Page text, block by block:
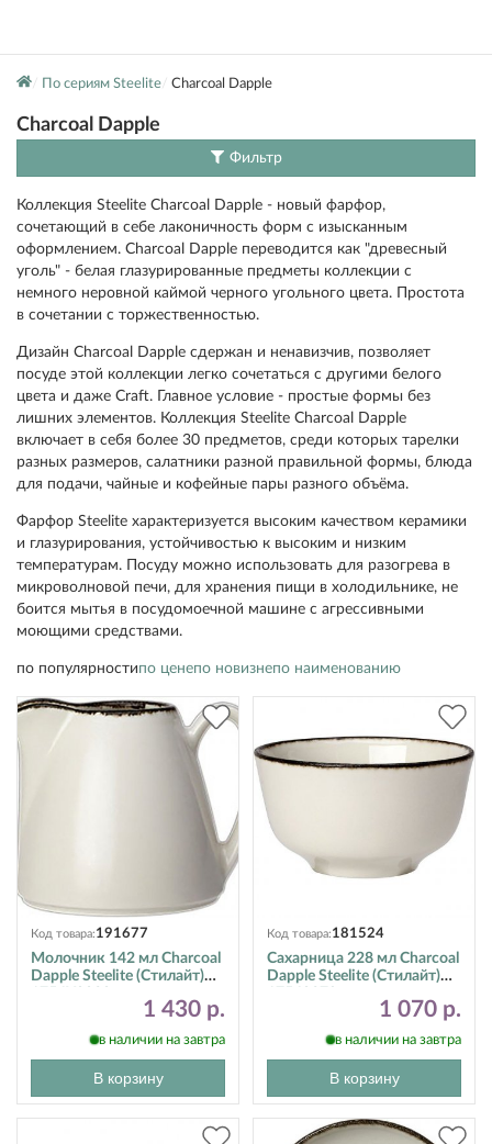
По сериям Steelite Charcoal Dapple
Charcoal Dapple
Фильтр
Коллекция Steelite Charcoal Dapple - новый фарфор,
сочетающий в себе лаконичность форм с изысканным
оформлением. Charcoal Dapple переводится как "древесный
уголь" - белая глазурированные предметы коллекции с
немного неровной каймой черного угольного цвета. Простота
в сочетании с торжественностью.
Дизайн Charcoal Dapple сдержан и ненавизчив, позволяет
посуде этой коллекции легко сочетаться с другими белого
цвета и даже Craft. Главное условие - простые формы без
лишних элементов. Коллекция Steelite Charcoal Dapple
включает в себя более 30 предметов, среди которых тарелки
разных размеров, салатники разной правильной формы, блюда
для подачи, чайные и кофейные пары разного объёма.
Фарфор Steelite характеризуется высоким качеством керамики
и глазурирования, устойчивостью к высоким и низким
температурам. Посуду можно использовать для разогрева в
микроволновой печи, для хранения пищи в холодильнике, не
боится мытья в посудомоечной машине с агрессивными
моющими средствами.
по популярностипо ценепо новизнепо наименованию
Код товара:191677
Молочник 142 мл Charcoal
Dapple Steelite (Стилайт)
1 430 р.
в наличии на завтра
В корзину
Код товара:181524
Сахарница 228 мл Charcoal
Dapple Steelite (Стилайт)
1 070 р.
в наличии на завтра
В корзину